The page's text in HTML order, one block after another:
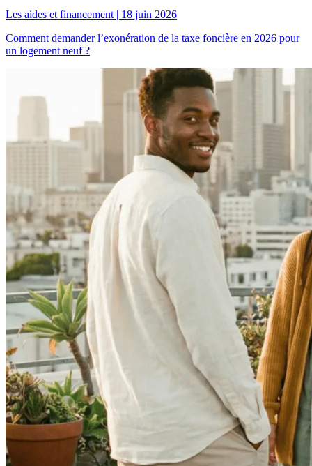
Les aides et financement | 18 juin 2026
Comment demander l’exonération de la taxe foncière en 2026 pour
un logement neuf ?